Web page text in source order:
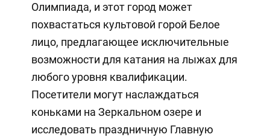
Олимпиада, и этот город может
похвастаться культовой горой Белое
лицо, предлагающее исключительные
возможности для катания на лыжах для
любого уровня квалификации.
Посетители могут наслаждаться
коньками на Зеркальном озере и
исследовать праздничную Главную